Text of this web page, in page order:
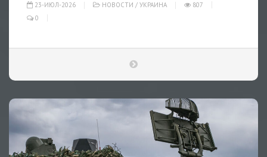
23-ИЮЛ-2026 НОВОСТИ / УКРАИНА
807
0